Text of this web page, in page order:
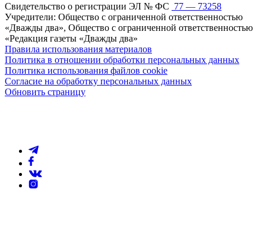
Свидетельство о регистрации ЭЛ № ФС 77 — 73258
Учредители: Общество с ограниченной ответственностью
«Дважды два», Общество с ограниченной ответственностью
«Редакция газеты «Дважды два»
Правила использования материалов
Политика в отношении обработки персональных данных
Политика использования файлов cookie
Согласие на обработку персональных данных
Обновить страницу